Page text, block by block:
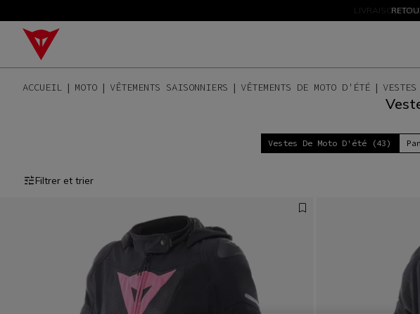
ACCUEIL MOTO VÊTEMENTS SAISONNIERS VÊTEMENTS DE MOTO D'ÉTÉ
Vestes De Moto D'été (43)
Filtrer et trier